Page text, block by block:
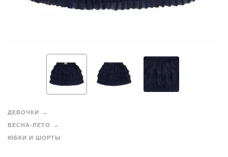
ДЕВОЧКИ
ВЕСНА-ЛЕТО
ЮБКИ И ШОРТЫ